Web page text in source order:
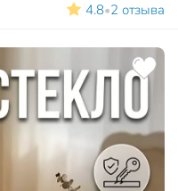
4.8•2 отзыва